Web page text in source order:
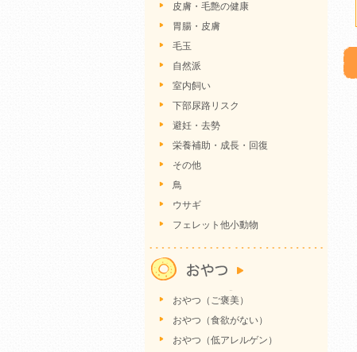
皮膚・毛艶の健康
胃腸・皮膚
毛玉
自然派
室内飼い
下部尿路リスク
避妊・去勢
栄養補助・成長・回復
その他
鳥
ウサギ
フェレット他小動物
おやつ（ご褒美）
おやつ（食欲がない）
おやつ（低アレルゲン）